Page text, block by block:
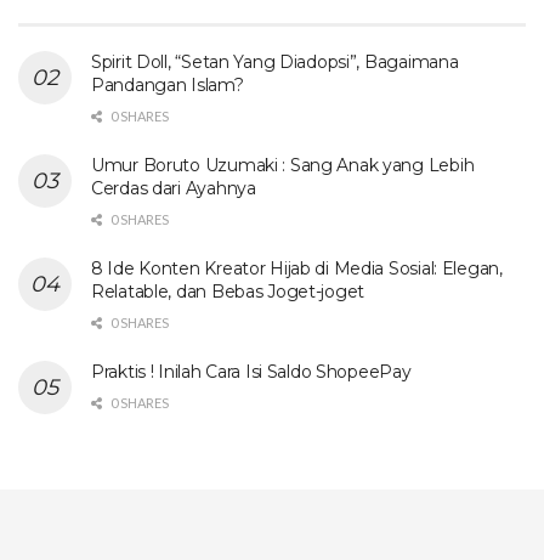
Spirit Doll, “Setan Yang Diadopsi”, Bagaimana
Pandangan Islam?
0 SHARES
Umur Boruto Uzumaki : Sang Anak yang Lebih
Cerdas dari Ayahnya
0 SHARES
8 Ide Konten Kreator Hijab di Media Sosial: Elegan,
Relatable, dan Bebas Joget-joget
0 SHARES
Praktis ! Inilah Cara Isi Saldo ShopeePay
0 SHARES